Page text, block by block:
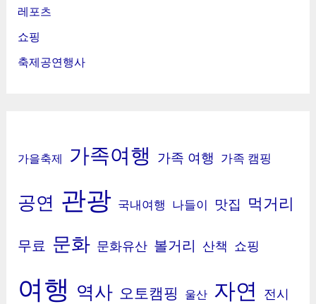
레포츠
쇼핑
축제공연행사
가을축제 가족여행 가족 여행 가족 캠핑
공연 관광 국내여행 나들이 맛집 먹거리
무료 문화 문화유산 볼거리 산책 쇼핑
여행 역사 오토캠핑 울산 자연 전시